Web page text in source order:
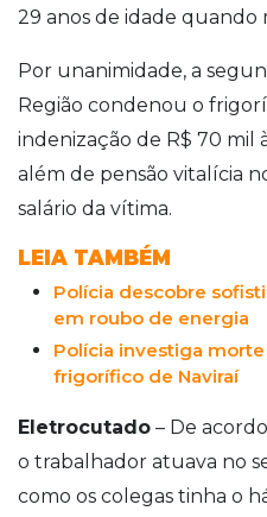
29 anos de idade quando
Por unanimidade, a
Região condenou o
indenização de R$ 70 mil
além de pensão vitalícia
salário da vítima.
LEIA TAMBÉM
Polícia descobre
em roubo de energia
Polícia investiga
frigorífico de Naviraí
Eletrocutado – De
o trabalhador atuava no
como os colegas tinha o